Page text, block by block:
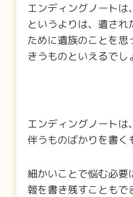
エンディングノートは
というよりは、遺さ
ために遺族のことを
きうものといえるでし
エンディングノートは
伴うものばかりを書く
細かいことで悩む必要
報を書き残すこともで